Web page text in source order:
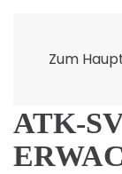
Zum
ATK-